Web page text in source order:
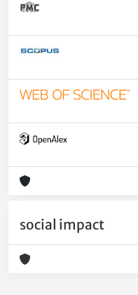
social impact